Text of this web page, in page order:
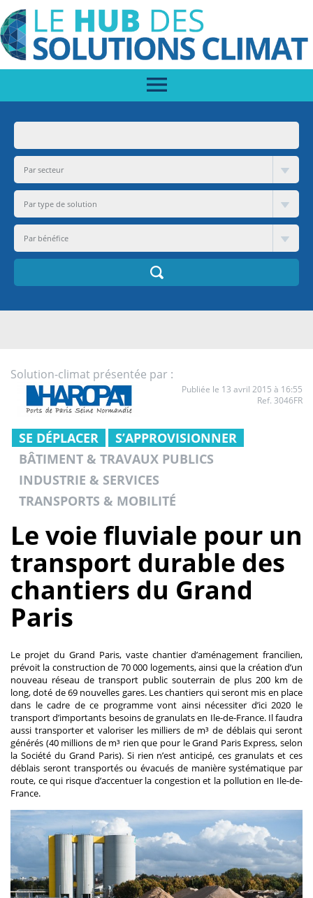
Solution-climat présentée par :
Publiée le 13 avril 2015 à 16:55
Ref. 3046FR
SE DÉPLACER
S’APPROVISIONNER
BÂTIMENT & TRAVAUX PUBLICS
INDUSTRIE & SERVICES
TRANSPORTS & MOBILITÉ
Le voie fluviale pour un
transport durable des
chantiers du Grand
Paris
Le projet du Grand Paris, vaste chantier d’aménagement francilien,
prévoit la construction de 70 000 logements, ainsi que la création d’un
nouveau réseau de transport public souterrain de plus 200 km de
long, doté de 69 nouvelles gares. Les chantiers qui seront mis en place
dans le cadre de ce programme vont ainsi nécessiter d’ici 2020 le
transport d’importants besoins de granulats en Ile-de-France. Il faudra
aussi transporter et valoriser les milliers de m³ de déblais qui seront
générés (40 millions de m³ rien que pour le Grand Paris Express, selon
la Société du Grand Paris). Si rien n’est anticipé, ces granulats et ces
déblais seront transportés ou évacués de manière systématique par
route, ce qui risque d’accentuer la congestion et la pollution en Ile-de-
France.